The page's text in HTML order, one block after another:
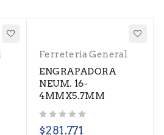
Ferretería General
ENGRAPADORA
NEUM. 16-
4MMX5.7MM
$281.771